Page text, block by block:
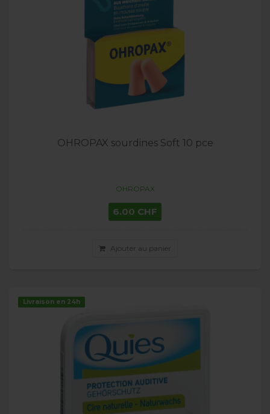
OHROPAX sourdines Soft 10 pce
OHROPAX
6.00 CHF
Ajouter au panier
Livraison en 24h